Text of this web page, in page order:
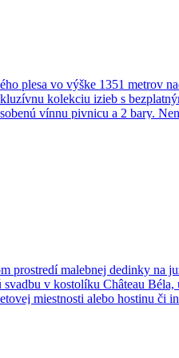
plesa vo výške 1351
kolekciu izieb s
vínnu pivnicu a 2 bary.
malebnej dedinky na
v kostolíku Château
miestnosti alebo hostinu či